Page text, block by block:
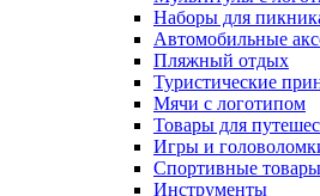
Наборы для
Автомобильные
Пляжный отдых
Туристические
Мячи с логотипом
Товары для
Игры и
Спортивные товары
Инструменты